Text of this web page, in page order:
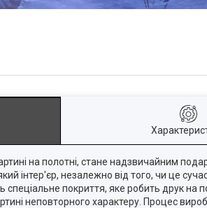
на полотні, стане надзвичайним
інтер'єр, незалежно від того, чи це
спеціальне покриття, яке робить друк
неповторного характеру. Процес